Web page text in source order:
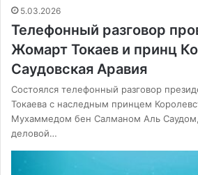
5.03.2026
Телефонный разговор
Жомарт Токаев и принц
Саудовская Аравия
Состоялся телефонный разговор
Токаева с наследным принцем
Мухаммедом бен Салманом Аль
деловой…